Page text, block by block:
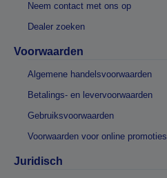
Neem contact met ons op
Dealer zoeken
Voorwaarden
Algemene handelsvoorwaarden
Betalings- en levervoorwaarden
Gebruiksvoorwaarden
Voorwaarden voor online promoties
Juridisch